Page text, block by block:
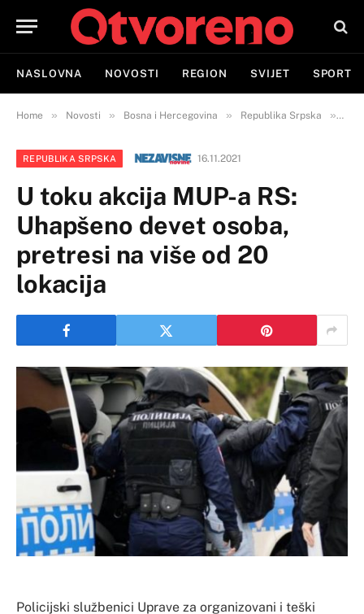
NASLOVNA NOVOSTI REGION SVIJET SPORT
Home » Novosti » Bosna i Hercegovina » Republika Srpska »
REPUBLIKA SRPSKA 16.11.2021
U toku akcija MUP-a RS:
Uhapšeno devet osoba,
pretresi na više od 20
lokacija
Policijski službenici Uprave za organizovani i teški